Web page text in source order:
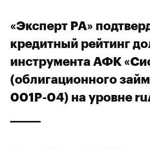
«Эксперт РА»
кредитный рейтинг
инструмента АФК
(облигационного
001Р-04) на уровне